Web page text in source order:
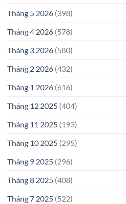
Tháng 5 2026 (398)
Tháng 4 2026 (578)
Tháng 3 2026 (580)
Tháng 2 2026 (432)
Tháng 1 2026 (616)
Tháng 12 2025 (404)
Tháng 11 2025 (193)
Tháng 10 2025 (295)
Tháng 9 2025 (296)
Tháng 8 2025 (408)
Tháng 7 2025 (522)